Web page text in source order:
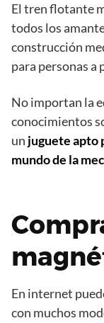
El tren flotante
todos los
construcción
para personas a
No importan la
conocimientos
un juguete apto
mundo de la
En internet
con muchos